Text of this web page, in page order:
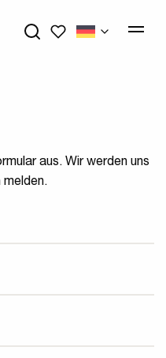
My wishlists
aus. Wir werden uns
melden.